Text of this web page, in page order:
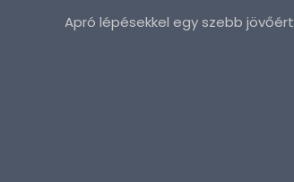
Apró lépésekkel egy szebb jövőért